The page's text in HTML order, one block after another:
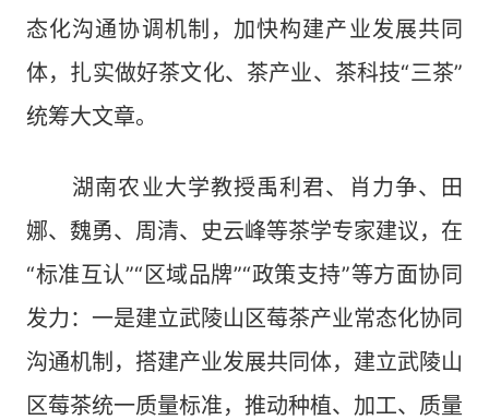
态化沟通协调机制，加快构建产业发展共同
体，扎实做好茶文化、茶产业、茶科技“三茶”
统筹大文章。
湖南农业大学教授禹利君、肖力争、田
娜、魏勇、周清、史云峰等茶学专家建议，在
“标准互认”“区域品牌”“政策支持”等方面协同
发力：一是建立武陵山区莓茶产业常态化协同
沟通机制，搭建产业发展共同体，建立武陵山
区莓茶统一质量标准，推动种植、加工、质量